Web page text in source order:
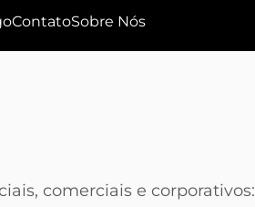
ContatoSobre Nós
comerciais e corporativos: